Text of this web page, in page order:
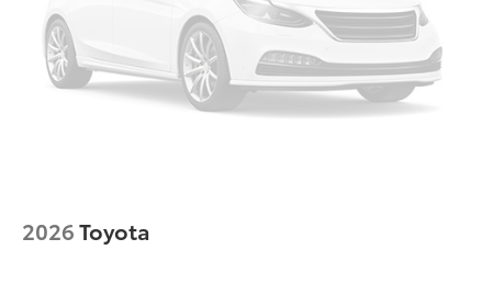
2026Toyota